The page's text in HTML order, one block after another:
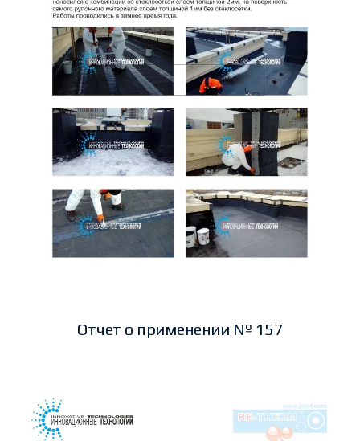
Отчет о применении № 157